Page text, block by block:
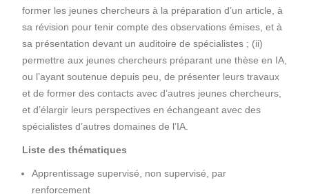
former les jeunes chercheurs à la préparation d’un article, à
sa révision pour tenir compte des observations émises, et à
sa présentation devant un auditoire de spécialistes ; (ii)
permettre aux jeunes chercheurs préparant une thèse en IA,
ou l’ayant soutenue depuis peu, de présenter leurs travaux
et de former des contacts avec d’autres jeunes chercheurs,
et d’élargir leurs perspectives en échangeant avec des
spécialistes d’autres domaines de l’IA.
Liste des thématiques
Apprentissage supervisé, non supervisé, par
renforcement